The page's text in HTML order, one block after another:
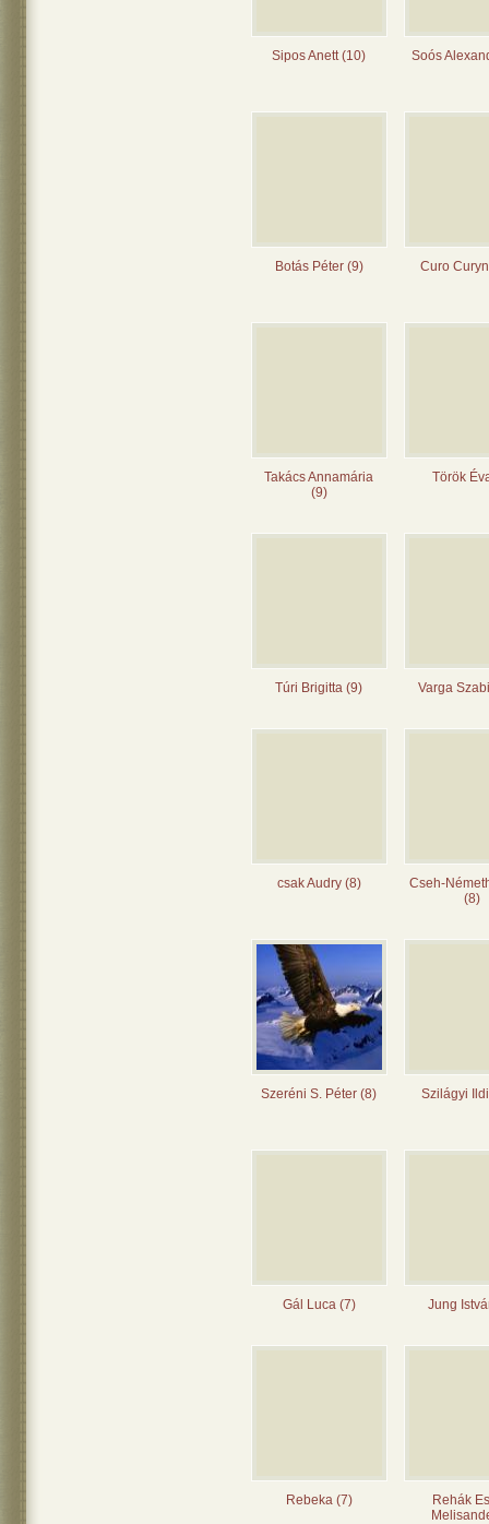
Sipos Anett (10) Soós
Botás Péter (9) Curo
Takács Annamária
(9)
Török
Túri Brigitta (9) Varga
csak Audry (8)
Cseh-
(8)
Szeréni S. Péter (8) Szilágyi
Gál Luca (7) Jung
Rebeka (7)
Rehák